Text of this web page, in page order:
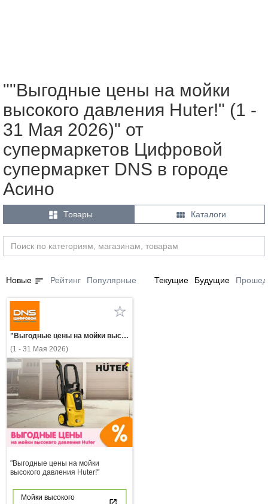
""Выгодные цены на мойки
высокого давления Huter!" (1 -
31 Мая 2026)" от
супермаркетов Цифровой
супермаркет DNS в городе
Асино
 Товары  Каталоги
Новые sort Рейтинг Популярные Текущие Будущие
"Выгодные цены на мойки высокого давления Huter!"
(1 - 31 Мая 2026)
"Выгодные цены на мойки
высокого давления Huter!"
Мойки высокого